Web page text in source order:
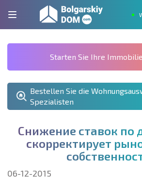
Starten Sie Ihre
Bestellen Sie die
Spezialisten
Снижение ставок по
скорректирует рын
собственнос
06-12-2015